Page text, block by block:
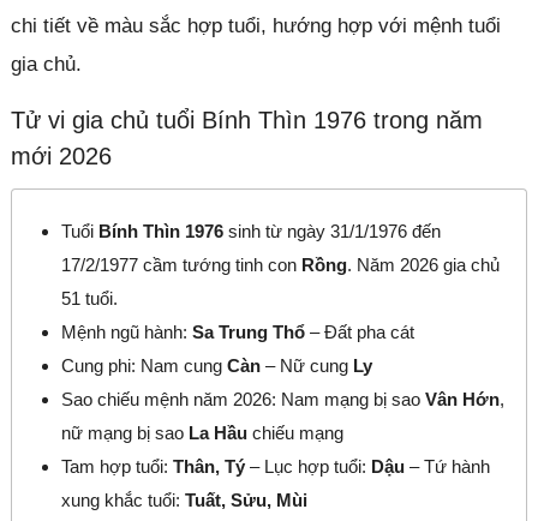
chi tiết về màu sắc hợp tuổi, hướng hợp với mệnh tuổi
gia chủ.
Tử vi gia chủ tuổi Bính Thìn 1976 trong năm
mới 2026
Tuổi Bính Thìn 1976 sinh từ ngày 31/1/1976 đến
17/2/1977 cầm tướng tinh con Rồng. Năm 2026 gia chủ
51 tuổi.
Mệnh ngũ hành:Sa Trung Thổ – Đất pha cát
Cung phi: Nam cungCàn – Nữ cung Ly
Sao chiếu mệnh năm 2026: Nam mạng bị saoVân Hớn,
nữ mạng bị sao La Hầu chiếu mạng
Tam hợp tuổi:Thân, Tý – Lục hợp tuổi: Dậu – Tứ hành
xung khắc tuổi:Tuất, Sửu, Mùi